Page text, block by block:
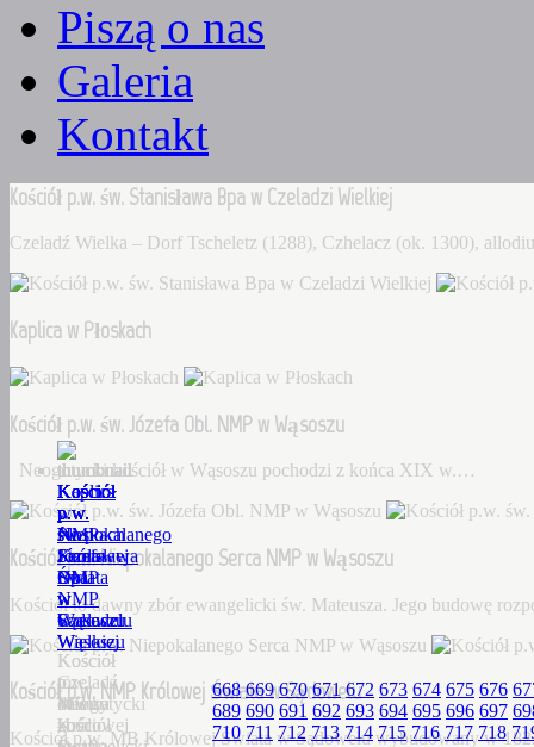
Piszą o nas
Galeria
Kontakt
Kościół p.w. św. Stanisława Bpa w Czeladzi Wielkiej
Czeladź Wielka – Dorf Tscheletz (1288), Czhelacz (ok. 1300),
Kaplica w Płoskach
Kościół p.w. św. Józefa Obl. NMP w Wąsoszu
Neogotycki kościół w Wąsoszu pochodzi z końca XIX w.…
Kościół p.w. Niepokalanego Serca NMP w Wąsoszu
Kościół to dawny zbór ewangelicki św. Mateusza. Jego budowę
Kościół p.w. NMP Królowej Świata w Sądowelu
Kościół p.w. MB Królowej Świata w Sądowelu wybudowany w
Kościół
p.w.
św.
Stanisława
Bpa
w
Czeladzi
Wielkiej
Czeladź
Wielka
–
Kaplica
w
Płoskach
Kościół
p.w.
św.
Józefa
Obl.
NMP
w
Wąsoszu
Neogotycki
kościół
Kościół
p.w.
Niepokalanego
Serca
NMP
w
Wąsoszu
Kościół
to
dawny
zbór
Kościół
p.w.
NMP
Królowej
Świata
w
Sądowelu
Kościół
p.w.
MB
Królowej
668 669 670 671 672 673 674 675 676
689 690 691 692 693 694 695 696 697
710 711 712 713 714 715 716 717 718